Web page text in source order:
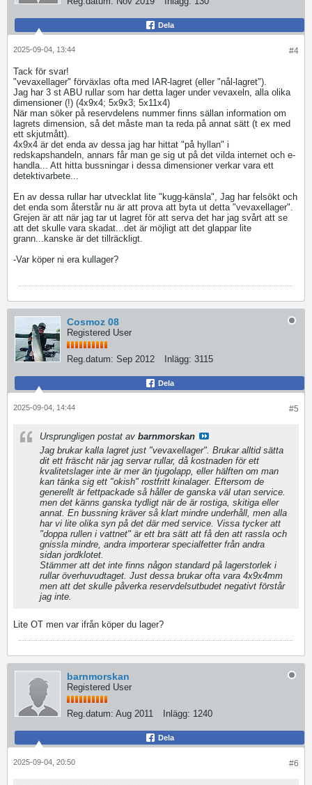
Dela
#4
2025-09-04, 13:44
Tack för svar!
"vevaxellager" förväxlas ofta med IAR-lagret (eller "nål-lagret").
Jag har 3 st ABU rullar som har detta lager under vevaxeln, alla olika
dimensioner (!) (4x9x4; 5x9x3; 5x11x4)
När man söker på reservdelens nummer finns sällan information om
lagrets dimension, så det måste man ta reda på annat sätt (t ex med
ett skjutmått).
4x9x4 är det enda av dessa jag har hittat "på hyllan" i
redskapshandeln, annars får man ge sig ut på det vilda internet och e-
handla... Att hitta bussningar i dessa dimensioner verkar vara ett
detektivarbete...
En av dessa rullar har utvecklat lite "kugg-känsla", Jag har felsökt och
det enda som återstår nu är att prova att byta ut detta "vevaxellager".
Grejen är att när jag tar ut lagret för att serva det har jag svårt att se
att det skulle vara skadat...det är möjligt att det glappar lite
grann...kanske är det tillräckligt.
-Var köper ni era kullager?
Cosmoz 08
Registered User
Reg.datum: Sep 2012 Inlägg: 3115
Dela
#5
2025-09-04, 14:44
Ursprungligen postat av barnmorskan
Jag brukar kalla lagret just "vevaxellager". Brukar alltid sätta
dit ett fräscht när jag servar rullar, då kostnaden för ett
kvalitetslager inte är mer än tjugolapp, eller hälften om man
kan tänka sig ett "okish" rostfritt kinalager. Eftersom de
generellt är fettpackade så håller de ganska väl utan service.
men det känns ganska tydligt när de är rostiga, skitiga eller
annat. En bussning kräver så klart mindre underhåll, men alla
har vi lite olika syn på det där med service. Vissa tycker att
"doppa rullen i vattnet" är ett bra sätt att få den att rassla och
gnissla mindre, andra importerar specialfetter från andra
sidan jordklotet.
Stämmer att det inte finns någon standard på lagerstorlek i
rullar överhuvudtaget. Just dessa brukar ofta vara 4x9x4mm
men att det skulle påverka reservdelsutbudet negativt förstår
jag inte.
Lite OT men var ifrån köper du lager?
barnmorskan
Registered User
Reg.datum: Aug 2011 Inlägg: 1240
Dela
#6
2025-09-04, 20:50